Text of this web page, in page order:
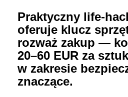
Praktyczny
oferuje klucz
rozważ zakup —
20–60 EUR za
w zakresie
znaczące.